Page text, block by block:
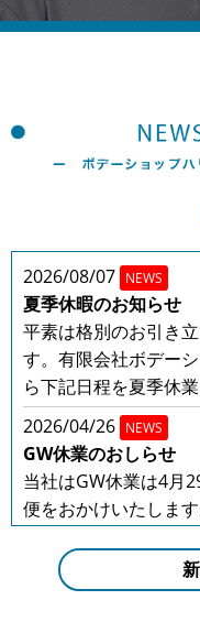
2026/08/07 NEWS
夏季休暇のお知らせ
平素は格別のお引き
す。有限会社ボデー
ら下記日程を夏季休
2026/04/26 NEWS
GW休業のおしらせ
当社はGW休業は4月
便をおかけいたしま
2025/12/20 NEWS
年末年始の営業のお